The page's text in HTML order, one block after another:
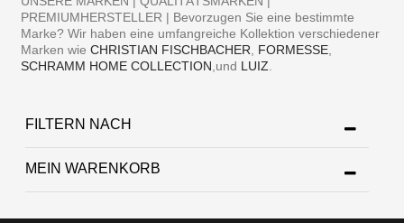
PREMIUMHERSTELLER | Bevorzugen Sie eine bestimmte
Marke? Wir haben eine umfangreiche Kollektion verschiedener
Marken wieCHRISTIAN FISCHBACHER FORMESSE
SCHRAMM HOME COLLECTION ,und LUIZ
FILTERN NACH
MEIN WARENKORB